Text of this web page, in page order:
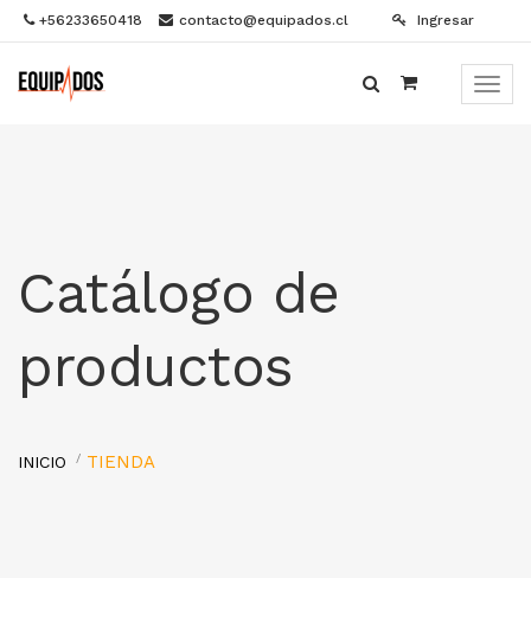
+56233650418 contacto@equipados.cl Ingresar
Menú
Catálogo de
productos
INICIO TIENDA